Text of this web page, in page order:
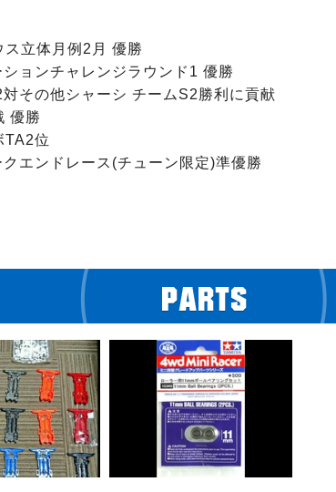
ス立体月例2月 優勝
ョンチャレンジラウンド1 優勝
その他シャーシ チームS2勝利に貢献
優勝
TA2位
エンドレース(チューン限定)準優勝